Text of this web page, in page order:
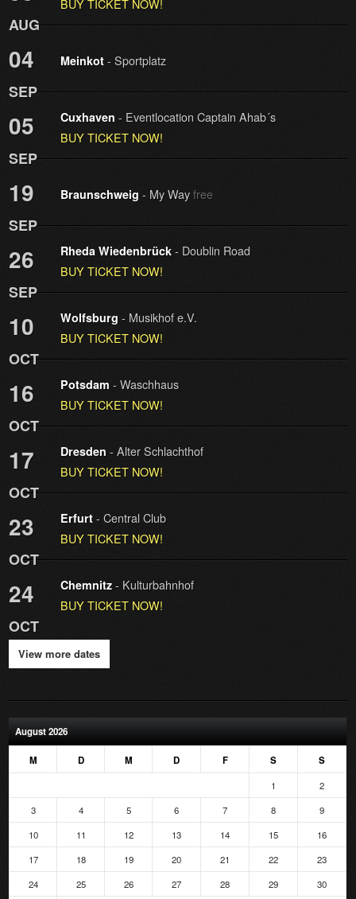
AUG
BUY TICKET NOW!
04
SEP
Meinkot - Sportplatz
05
SEP
Cuxhaven - Eventlocation Captain Ahab´s
BUY TICKET NOW!
19
SEP
Braunschweig - My Wayfree
26
SEP
Rheda Wiedenbrück - Doublin Road
BUY TICKET NOW!
10
OCT
Wolfsburg - Musikhof e.V.
BUY TICKET NOW!
16
OCT
Potsdam - Waschhaus
BUY TICKET NOW!
17
OCT
Dresden - Alter Schlachthof
BUY TICKET NOW!
23
OCT
Erfurt - Central Club
BUY TICKET NOW!
24
OCT
Chemnitz - Kulturbahnhof
BUY TICKET NOW!
View more dates
August 2026
M D M D F S S
1
2
3
4 5 6 7 8
9
10
11 12 13 14 15
16
17
18 19 20 21 22
23
24
25 26 27 28 29 30